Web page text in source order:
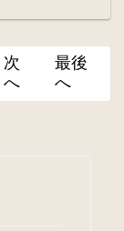
次
へ
最後
へ